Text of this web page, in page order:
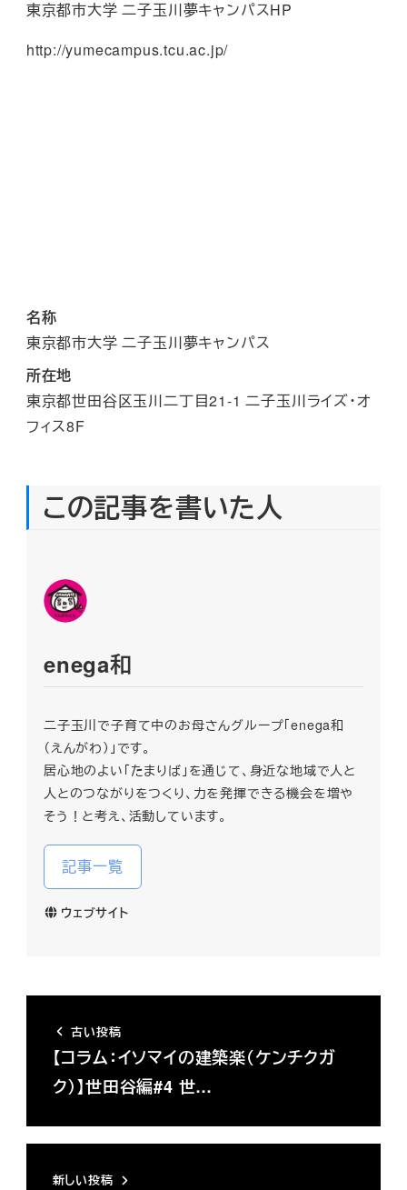
東京都市大学 二子玉川夢キャンパスHP
http://yumecampus.tcu.ac.jp/
名称
東京都市大学 二子玉川夢キャンパス
所在地
東京都世田谷区玉川二丁目21-1 二子玉川ライズ・オ
フィス8F
この記事を書いた人
enega和
二子玉川で子育て中のお母さんグループ「enega和
（えんがわ）」です。
居心地のよい「たまりば」を通じて、身近な地域で人と
人とのつながりをつくり、力を発揮できる機会を増や
そう！と考え、活動しています。
記事一覧
ウェブサイト
古い投稿
【コラム：イソマイの建築楽（ケンチクガ
ク）】世田谷編#4 世…
新しい投稿